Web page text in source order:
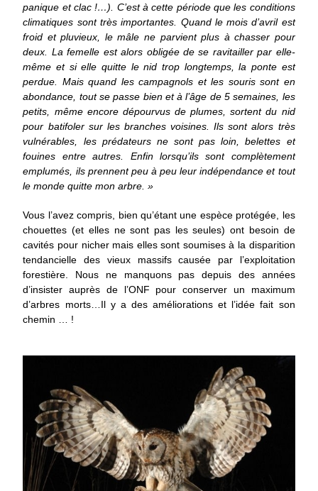
panique et clac !…). C’est à cette période que les conditions
climatiques sont très importantes. Quand le mois d’avril est
froid et pluvieux, le mâle ne parvient plus à chasser pour
deux. La femelle est alors obligée de se ravitailler par elle-
même et si elle quitte le nid trop longtemps, la ponte est
perdue. Mais quand les campagnols et les souris sont en
abondance, tout se passe bien et à l’âge de 5 semaines, les
petits, même encore dépourvus de plumes, sortent du nid
pour batifoler sur les branches voisines. Ils sont alors très
vulnérables, les prédateurs ne sont pas loin, belettes et
fouines entre autres. Enfin lorsqu’ils sont complètement
emplumés, ils prennent peu à peu leur indépendance et tout
le monde quitte mon arbre. »
Vous l’avez compris, bien qu’étant une espèce protégée, les
chouettes (et elles ne sont pas les seules) ont besoin de
cavités pour nicher mais elles sont soumises à la disparition
tendancielle des vieux massifs causée par l’exploitation
forestière. Nous ne manquons pas depuis des années
d’insister auprès de l’ONF pour conserver un maximum
d’arbres morts…Il y a des améliorations et l’idée fait son
chemin … !